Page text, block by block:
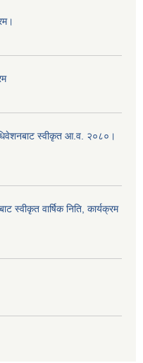
स्वीकृत आ.व. २०८०।
वार्षिक निति, कार्यक्रम